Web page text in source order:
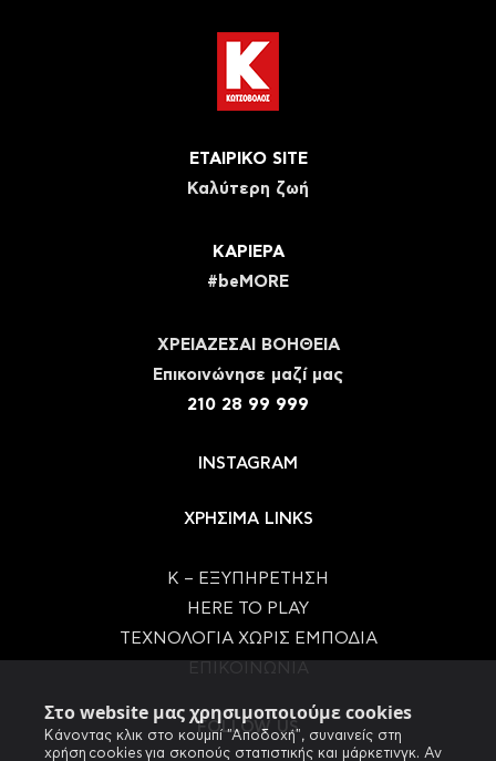
Στο website μας χρησιμοποιούμε cookies
Κάνοντας κλικ στο κουμπί "Αποδοχή", συναινείς στη
χρήση cookies για σκοπούς στατιστικής και μάρκετινγκ. Αν
ΕΤΑΙΡΙΚΟ SITE
Καλύτερη ζωή
ΚΑΡΙΕΡΑ
#beMORE
ΧΡΕΙΑΖΕΣΑΙ ΒΟΗΘΕΙΑ
Eπικοινώνησε μαζί μας
210 28 99 999
INSTAGRAM
ΧΡΗΣΙΜΑ LINKS
Κ – ΕΞΥΠΗΡΕΤΗΣΗ
HERE TO PLAY
ΤΕΧΝΟΛΟΓΙΑ ΧΩΡΙΣ ΕΜΠΟΔΙΑ
FOLLOW US